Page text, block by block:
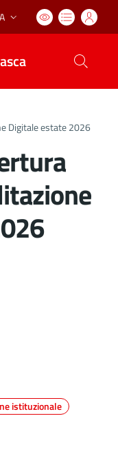
attiva:
Digitale estate 2026
istituzionale